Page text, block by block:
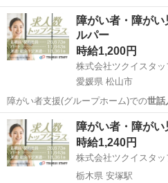
障がい者・障が
ルパー
時給1,200円
株式会社ツクイスタ
愛媛県 松山市
障がい者支援(グループホーム)での世話
めポイント…
愛媛 松山市 その他
障がい者・障が
時給1,240円
株式会社ツクイスタ
栃木県 安塚駅